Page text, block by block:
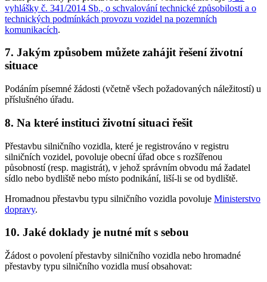
vyhlášky č. 341/2014 Sb., o schvalování technické způsobilosti a o
technických podmínkách provozu vozidel na pozemních
komunikacích.
7. Jakým způsobem můžete zahájit řešení životní
situace
Podáním písemné žádosti (včetně všech požadovaných náležitostí) u
příslušného úřadu.
8. Na které instituci životní situaci řešit
Přestavbu silničního vozidla, které je registrováno v registru
silničních vozidel, povoluje obecní úřad obce s rozšířenou
působností (resp. magistrát), v jehož správním obvodu má žadatel
sídlo nebo bydliště nebo místo podnikání, liší-li se od bydliště.
Hromadnou přestavbu typu silničního vozidla povoluje Ministerstvo
dopravy.
10. Jaké doklady je nutné mít s sebou
Žádost o povolení přestavby silničního vozidla nebo hromadné
přestavby typu silničního vozidla musí obsahovat: